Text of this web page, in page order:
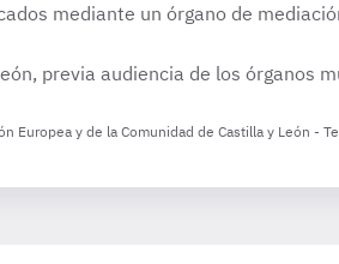
mediante un órgano de
previa audiencia de los órganos
Europea y de la Comunidad de Castilla y León